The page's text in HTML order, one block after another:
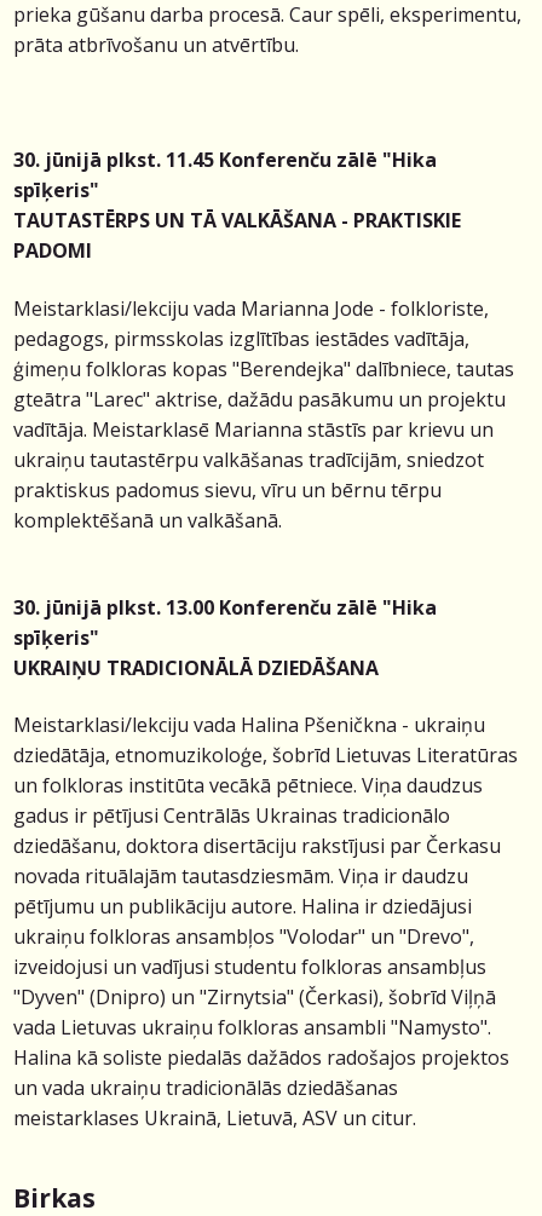
prieka gūšanu darba procesā. Caur spēli, eksperimentu,
prāta atbrīvošanu un atvērtību.
30. jūnijā plkst. 11.45 Konferenču zālē "Hika
spīķeris"
TAUTASTĒRPS UN TĀ VALKĀŠANA - PRAKTISKIE
PADOMI
Meistarklasi/lekciju vada Marianna Jode - folkloriste,
pedagogs, pirmsskolas izglītības iestādes vadītāja,
ģimeņu folkloras kopas "Berendejka" dalībniece, tautas
gteātra "Larec" aktrise, dažādu pasākumu un projektu
vadītāja. Meistarklasē Marianna stāstīs par krievu un
ukraiņu tautastērpu valkāšanas tradīcijām, sniedzot
praktiskus padomus sievu, vīru un bērnu tērpu
komplektēšanā un valkāšanā.
30. jūnijā plkst. 13.00 Konferenču zālē "Hika
spīķeris"
UKRAIŅU TRADICIONĀLĀ DZIEDĀŠANA
Meistarklasi/lekciju vada Halina Pšeničkna - ukraiņu
dziedātāja, etnomuzikoloģe, šobrīd Lietuvas Literatūras
un folkloras institūta vecākā pētniece. Viņa daudzus
gadus ir pētījusi Centrālās Ukrainas tradicionālo
dziedāšanu, doktora disertāciju rakstījusi par Čerkasu
novada rituālajām tautasdziesmām. Viņa ir daudzu
pētījumu un publikāciju autore. Halina ir dziedājusi
ukraiņu folkloras ansambļos "Volodar" un "Drevo",
izveidojusi un vadījusi studentu folkloras ansambļus
"Dyven" (Dnipro) un "Zirnytsia" (Čerkasi), šobrīd Viļņā
vada Lietuvas ukraiņu folkloras ansambli "Namysto".
Halina kā soliste piedalās dažādos radošajos projektos
un vada ukraiņu tradicionālās dziedāšanas
meistarklases Ukrainā, Lietuvā, ASV un citur.
Birkas